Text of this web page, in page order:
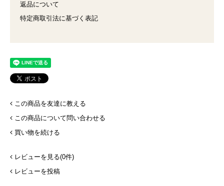
返品について
特定商取引法に基づく表記
この商品を友達に教える
この商品について問い合わせる
買い物を続ける
レビューを見る(0件)
レビューを投稿